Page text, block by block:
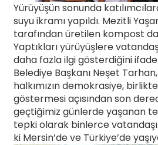
Yürüyüşün sonunda
suyu ikramı yapıldı. Mezitli
tarafından üretilen kompost
Yaptıkları yürüyüşlere
daha fazla ilgi gösterdiğini
Belediye Başkanı Neşet
halkımızın demokrasiye,
göstermesi açısından son
geçtiğimiz günlerde yaşanan
tepki olarak binlerce
ki Mersin’de ve Türkiye’de